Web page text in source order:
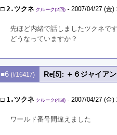
□ 2.ツクネ クルーク(2回) - 2007/04/27 (金
先ほど内緒で話しましたツクネで
どうなっていますか？
■6 (#16417) Re[5]: ＋６ジャイア
□ 1.ツクネ クルーク(4回) - 2007/04/27 (金
ワールド番号間違えました